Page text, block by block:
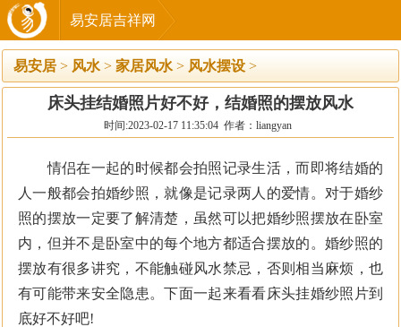
易安居吉祥网
易安居 > 风水 > 家居风水 > 风水摆设 >
床头挂结婚照片好不好，结婚照的摆放风水
时间:2023-02-17 11:35:04 作者：liangyan
情侣在一起的时候都会拍照记录生活，而即将结婚的
人一般都会拍婚纱照，就像是记录两人的爱情。对于婚纱
照的摆放一定要了解清楚，虽然可以把婚纱照摆放在卧室
内，但并不是卧室中的每个地方都适合摆放的。婚纱照的
摆放有很多讲究，不能触碰风水禁忌，否则相当麻烦，也
有可能带来安全隐患。下面一起来看看床头挂婚纱照片到
底好不好吧!